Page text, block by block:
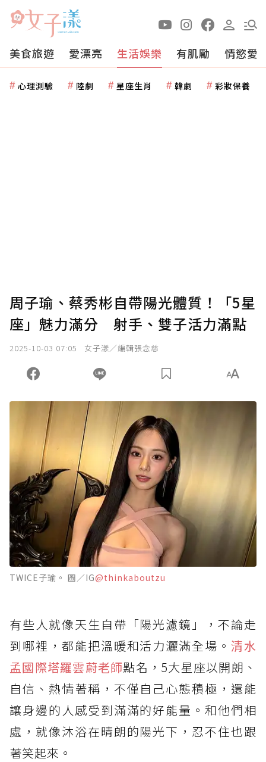
美食旅遊 愛漂亮 生活娛樂 有肌勵 情慾愛
心理測驗 陸劇 星座生肖 韓劇 彩妝保養
周子瑜、蔡秀彬自帶陽光體質！「5星
座」魅力滿分 射手、雙子活力滿點
2025-10-03 07:05 女子漾／編輯張念慈
TWICE子瑜。 圖／IG@thinkaboutzu
有些人就像天生自帶「陽光濾鏡」，不論走
到哪裡，都能把溫暖和活力灑滿全場。清水
孟國際塔羅雲蔚老師點名，5大星座以開朗、
自信、熱情著稱，不僅自己心態積極，還能
讓身邊的人感受到滿滿的好能量。和他們相
處，就像沐浴在晴朗的陽光下，忍不住也跟
著笑起來。